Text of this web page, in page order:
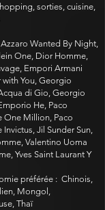
sorties, cuisine,
Azzaro Wanted By Night,
One, Dior Homme,
Empori Armani
with You, Georgio
di Gio, Georgio
He, Paco
One Million, Paco
Invictus, Jil Sunder Sun,
Valentino Uoma
Yves Saint Laurant Y​
préférée : Chinois,
Mongol,
Thaï